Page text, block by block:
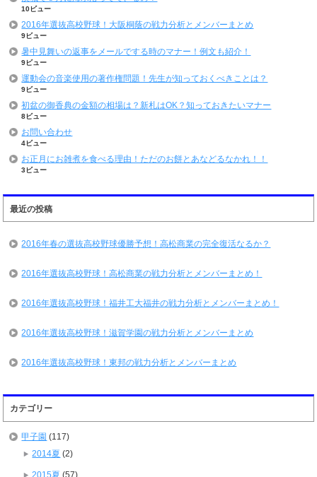
10ビュー
2016年選抜高校野球！大阪桐蔭の戦力分析とメンバーまとめ
9ビュー
暑中見舞いの返事をメールでする時のマナー！例文も紹介！
9ビュー
運動会の音楽使用の著作権問題！先生が知っておくべきことは？
9ビュー
初盆の御香典の金額の相場は？新札はOK？知っておきたいマナー
8ビュー
お問い合わせ
4ビュー
お正月にお雑煮を食べる理由！ただのお餅とあなどるなかれ！！
3ビュー
最近の投稿
2016年春の選抜高校野球優勝予想！高松商業の完全復活なるか？
2016年選抜高校野球！高松商業の戦力分析とメンバーまとめ！
2016年選抜高校野球！福井工大福井の戦力分析とメンバーまとめ！
2016年選抜高校野球！滋賀学園の戦力分析とメンバーまとめ
2016年選抜高校野球！東邦の戦力分析とメンバーまとめ
カテゴリー
甲子園 (117)
2014夏 (2)
2015夏 (57)